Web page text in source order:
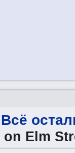
Всё
Elm